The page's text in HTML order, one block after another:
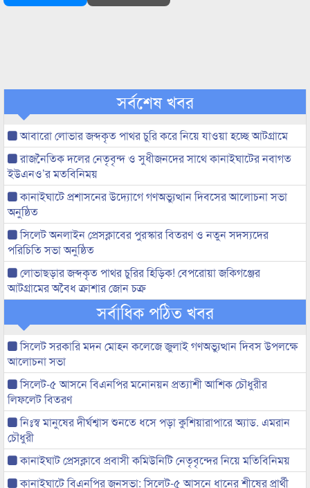
সর্বশেষ খবর
আবারো লোভার জব্দকৃত পাথর চুরি করে নিয়ে যাওয়া হচ্ছে আটগ্রামে
রাজনৈতিক দলের নেতৃবৃন্দ ও সুধীজনদের সাথে কানাইঘাটের নবাগত
ইউএনও’র মতবিনিময়
কানাইঘাটে প্রশাসনের উদ্যোগে গণঅভ্যুত্থান দিবসের আলোচনা সভা
অনুষ্ঠিত
সিলেট অনলাইন প্রেসক্লাবের পুরস্কার বিতরণ ও নতুন সদস্যদের
পরিচিতি সভা অনুষ্ঠিত
লোভাছড়ার জব্দকৃত পাথর চুরির হিড়িক! বেপরোয়া জকিগঞ্জের
আটগ্রামের অবৈধ ক্রাশার জোন চক্র
সর্বাধিক পঠিত খবর
সিলেট সরকারি মদন মোহন কলেজে জুলাই গণঅভ্যুত্থান দিবস উপলক্ষে
আলোচনা সভা
সিলেট-৫ আসনে বিএনপির মনোনয়ন প্রত্যাশী আশিক চৌধুরীর
লিফলেট বিতরণ
নিঃস্ব মানুষের দীর্ঘশ্বাস শুনতে ধসে পড়া কুশিয়ারাপারে অ্যাড. এমরান
চৌধুরী
কানাইঘাট প্রেসক্লাবে প্রবাসী কমিউনিটি নেতৃবৃন্দের নিয়ে মতিবিনিময়
কানাইঘাটে বিএনপির জনসভা: সিলেট-৫ আসনে ধানের শীষের প্রার্থী